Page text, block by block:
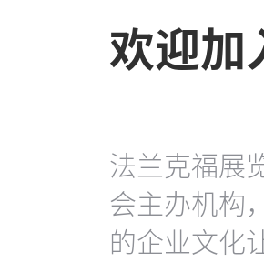
欢迎加
法兰克福展
会主办机构
的企业文化